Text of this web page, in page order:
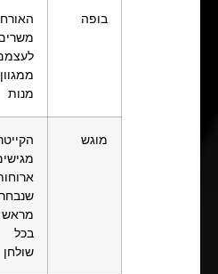
בופה
ממגוון
מנות
מוגש
מראש
בכל
שולחן